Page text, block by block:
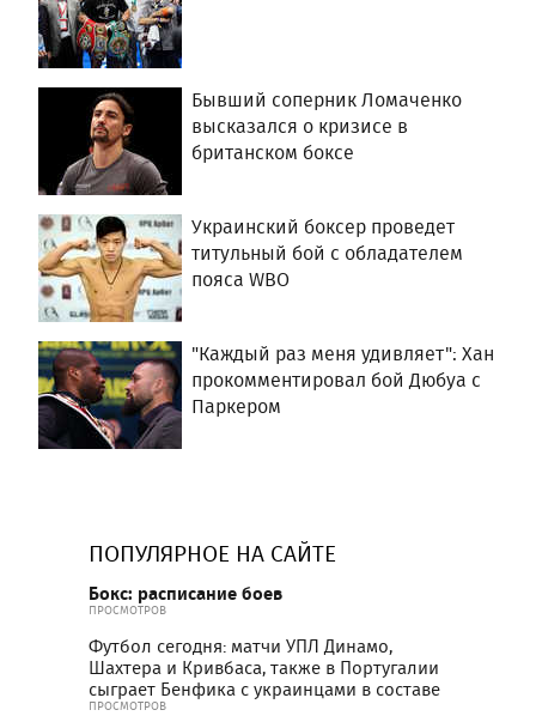
Бывший соперник Ломаченко
высказался о кризисе в
британском боксе
Украинский боксер проведет
титульный бой с обладателем
пояса WBO
"Каждый раз меня удивляет": Хан
прокомментировал бой Дюбуа с
Паркером
ПОПУЛЯРНОЕ НА САЙТЕ
Бокс: расписание боев
ПРОСМОТРОВ
Футбол сегодня: матчи УПЛ Динамо,
Шахтера и Кривбаса, также в Португалии
сыграет Бенфика с украинцами в составе
ПРОСМОТРОВ